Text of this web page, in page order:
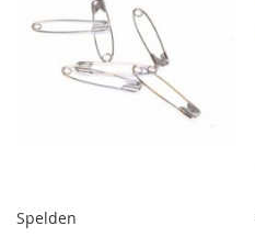
Spelden